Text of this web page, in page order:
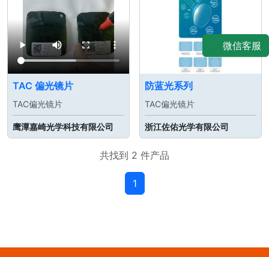
TAC 偏光镜片
TAC偏光镜片
鹰潭嘉崎光学科技有限公司
防蓝光系列
TAC偏光镜片
浙江佐佑光学有限公司
共找到 2 件产品
1
微信客服